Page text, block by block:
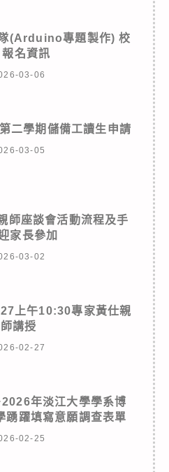
(Arduino專題製作) 校
報名資訊
03-06
二學期儲備工讀生申請
03-05
師座談會活動流程及手
家長參加
03-02
上午10:30專家黃仕親
講授
02-27
年淡江大學學系博
踴躍填寫意願調查表單
02-25